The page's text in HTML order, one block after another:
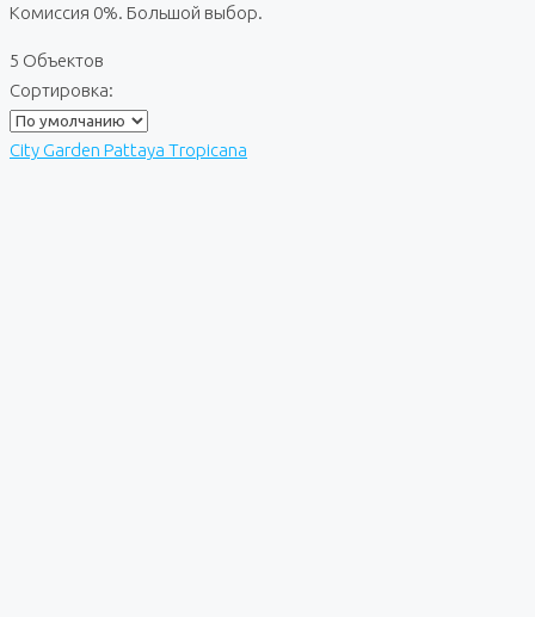
Комиссия 0%. Большой выбор.
5 Объектов
Сортировка:
City Garden Pattaya Tropicana